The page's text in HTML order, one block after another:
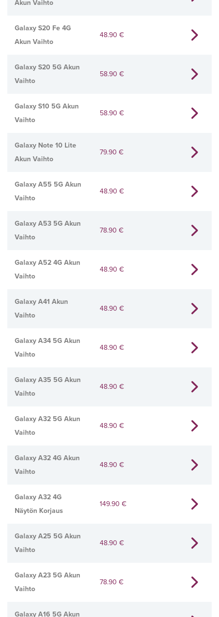
Akun Vaihto
Galaxy S20 Fe 4G
Akun Vaihto
48.90 €
Galaxy S20 5G Akun
Vaihto
58.90 €
Galaxy S10 5G Akun
Vaihto
58.90 €
Galaxy Note 10 Lite
Akun Vaihto
79.90 €
Galaxy A55 5G Akun
Vaihto
48.90 €
Galaxy A53 5G Akun
Vaihto
78.90 €
Galaxy A52 4G Akun
Vaihto
48.90 €
Galaxy A41 Akun
Vaihto
48.90 €
Galaxy A34 5G Akun
Vaihto
48.90 €
Galaxy A35 5G Akun
Vaihto
48.90 €
Galaxy A32 5G Akun
Vaihto
48.90 €
Galaxy A32 4G Akun
Vaihto
48.90 €
Galaxy A32 4G
Näytön Korjaus
149.90 €
Galaxy A25 5G Akun
Vaihto
48.90 €
Galaxy A23 5G Akun
Vaihto
78.90 €
Galaxy A16 5G Akun